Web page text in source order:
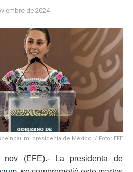
de 2024
presidenta de México. / Foto: EFE
(EFE).- La presidenta de